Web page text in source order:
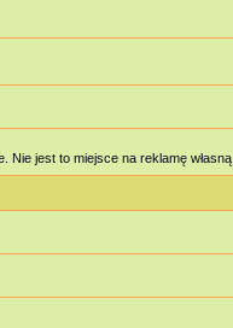
jest to miejsce na reklamę własną.